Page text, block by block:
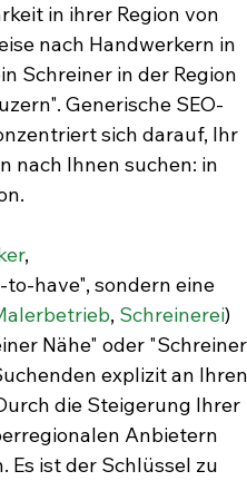
in ihrer Region von
nach Handwerkern in
Schreiner in der Region
Generische SEO-
sich darauf, Ihr
nach Ihnen suchen: in
,
have", sondern eine
, Schreinerei)
Nähe" oder
explizit an
die Steigerung Ihrer
Anbietern
ist der Schlüssel zu